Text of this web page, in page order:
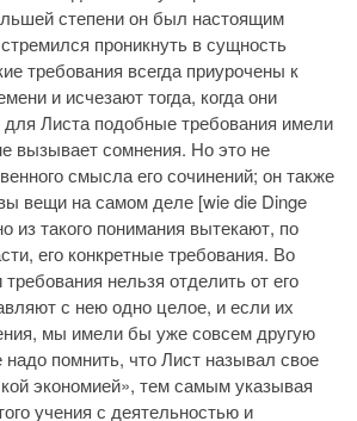
степени он был настоящим
проникнуть в сущность
требования всегда приурочены к
и исчезают тогда, когда они
Листа подобные требования имели
вызывает сомнения. Но это не
смысла его сочинений; он также
вещи на самом деле [wie die Dinge
из такого понимания вытекают, по
его конкретные требования. Во
нельзя отделить от его
с нею одно целое, и если их
мы имели бы уже совсем другую
помнить, что Лист называл свое
экономией», тем самым указывая
учения с деятельностью и